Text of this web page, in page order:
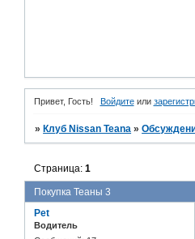
Привет, Гость! Войдитеили
» Клуб Nissan Teana »
Покупка Теаны 3
Страница:1
Pet
Водитель